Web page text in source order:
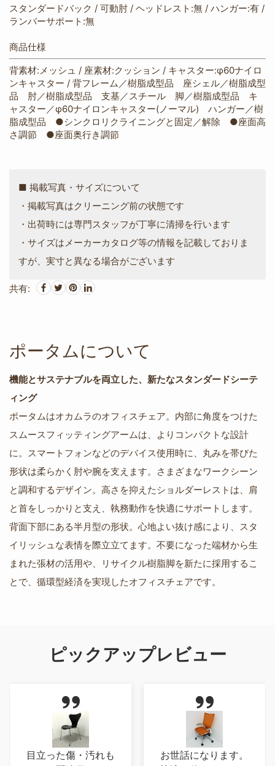
スタンダードバック / 可動肘 / ヘッドレスト:無 / ハンガー:有 /
ランバーサポート:無
商品仕様
背素材:メッシュ / 座素材:クッション / キャスター:φ60ナイロ
ンキャスター / 背フレーム／樹脂成型品 座シェル／樹脂成型
品 肘／樹脂成型品 支基／スチール 脚／樹脂成型品 キ
ャスター／φ60ナイロンキャスター(ノーマル) ハンガー／樹
脂成型品 ●シンクロリクライニングと固定／解除 ●座面高
さ調節 ●座面奥行き調節
■ 掲載写真・サイズについて
・掲載写真はクリーニング前の状態です
・出荷時には専門スタッフが丁寧に清掃を行います
・サイズはメーカーカタログ等の情報を記載しておりま
すが、実寸と異なる場合がございます
共有:
ポータムについて
機能とサステナブルを両立した、新たなスタンダードシーテ
ィング
ポータムはオカムラのオフィスチェア。内部に角度をつけた
スムースフィッティングアームは、よりコンパクトな設計
に。スマートフォンなどのデバイス使用時に、丸みを帯びた
形状は柔らかく肘や腕を支えます。さまざまなワークシーン
と調和するデザイン。高さを抑えたショルダーレストは、肩
と首をしっかりと支え、執務動作を快適にサポートします。
背面下部にある半月型の形状。心地よい抜け感により、スタ
イリッシュな表情を際立立てます。不要になった端材から生
まれた張材の活用や、リサイクル樹脂脚を新たに採用するこ
とで、循環型経済を実現したオフィスチェアです。
ピックアップレビュー
目立った傷・汚れも
お世話になります。